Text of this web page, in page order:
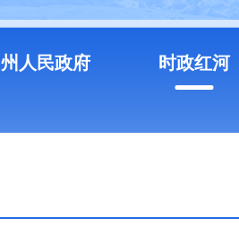
州人民政府 时政红河